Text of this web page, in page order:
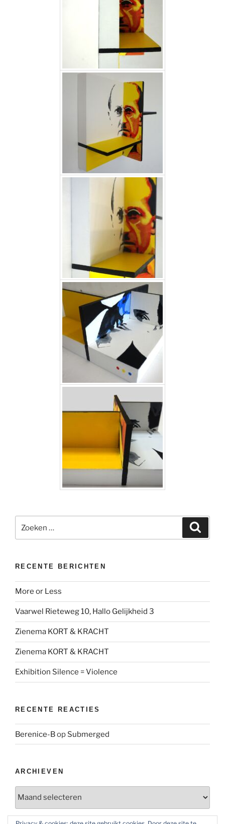
naar:
RECENTE BERICHTEN
More or Less
Vaarwel Rieteweg 10, Hallo Gelijkheid 3
Zienema KORT & KRACHT
Zienema KORT & KRACHT
Exhibition Silence = Violence
RECENTE REACTIES
Berenice-Bop Submerged
ARCHIEVEN